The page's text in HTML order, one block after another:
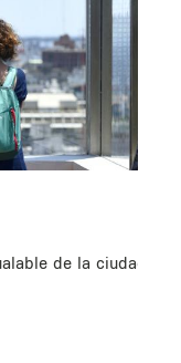
de la ciudad.